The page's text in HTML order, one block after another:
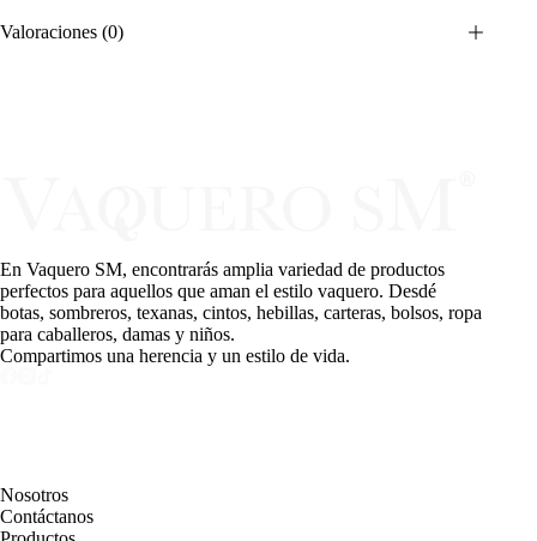
Valoraciones (0)
En Vaquero SM, encontrarás amplia variedad de productos
perfectos para aquellos que aman el estilo vaquero. Desdé
botas, sombreros, texanas, cintos, hebillas, carteras, bolsos, ropa
para caballeros, damas y niños.
Compartimos una herencia y un estilo de vida.
Nosotros
Contáctanos